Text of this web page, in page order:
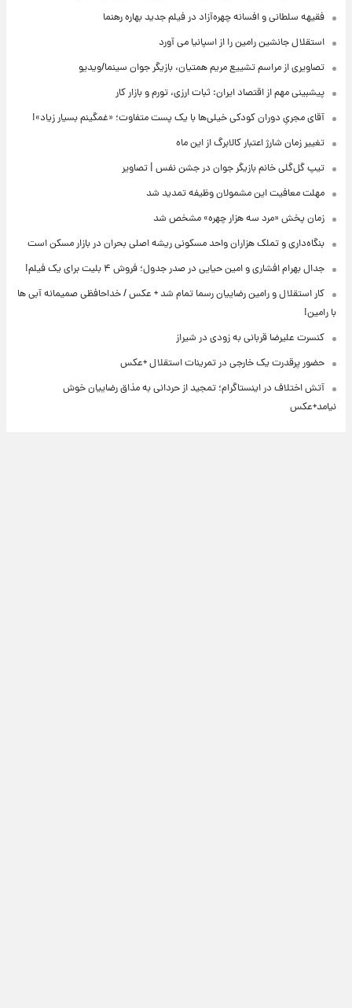
فقیهه سلطانی و افسانه چهره‌آزاد در فیلم جدید بهاره رهنما
استقلال جانشین رامین را از اسپانیا می آورد
تصاویری از مراسم تشییع مریم همتیان، بازیگر جوان سینما/ویدیو
پیشبینی مهم از اقتصاد ایران: ثبات ارزی، تورم و بازار کار
آقای مجریِ دوران کودکی خیلی‌ها با یک پست متفاوت؛ «غمگینم بسیار زیاد»!
تغییر زمان شارژ اعتبار کالابرگ از این ماه
تیپ گل‌گلی خانم بازیگر جوان در جشن نفس | تصاویر
مهلت معافیت این مشمولان وظیفه تمدید شد
زمان پخش «مرد سه هزار چهره» مشخص شد
بنگاه‌داری و تملک هزاران واحد مسکونی ریشه اصلی بحران در بازار مسکن است
جدال بهرام افشاری و امین حیایی در صدر جدول؛ فروش ۴ بلیت برای یک فیلم!
کار استقلال و رامین رضاییان رسما تمام شد + عکس / خداحافظی صمیمانه آبی ها
با رامین!
کنسرت علیرضا قربانی به زودی در شیراز
حضور پرقدرت یک خارجی در تمرینات استقلال +عکس
آتش اختلاف در اینستاگرام؛ تمجید از حردانی به مذاق رضاییان خوش
نیامد+عکس